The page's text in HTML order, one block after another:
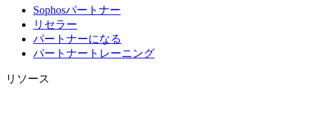
Sophosパートナー
リセラー
パートナーになる
パートナートレーニング
リソース